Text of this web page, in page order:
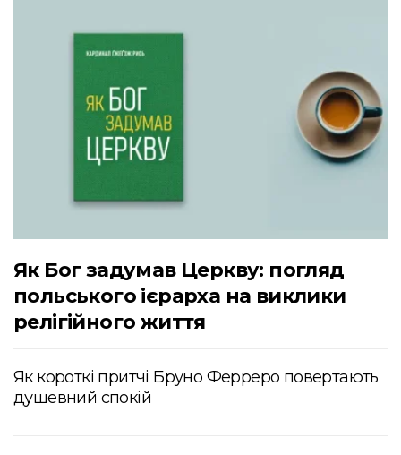
Як Бог задумав Церкву: погляд
польського ієрарха на виклики
релігійного життя
Як короткі притчі Бруно Ферреро повертають
душевний спокій